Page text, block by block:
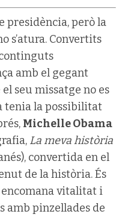
presidència, però la
s’atura. Convertits
amb el gegant
seu missatge no es
tenia la possibilitat
Michelle Obama
La mevahistòria
convertida en el
de la història. És
vitalitat i
amb pinzellades de